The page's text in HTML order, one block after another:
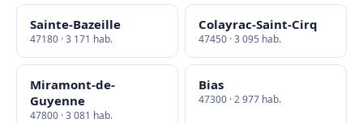
Sainte-Bazeille
47180 · 3 171 hab.
Colayrac-Saint-Cirq
47450 · 3 095 hab.
Miramont-de-
Guyenne
47800 · 3 081 hab.
Bias
47300 · 2 977 hab.